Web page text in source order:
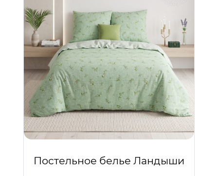
Постельное белье Ландыши